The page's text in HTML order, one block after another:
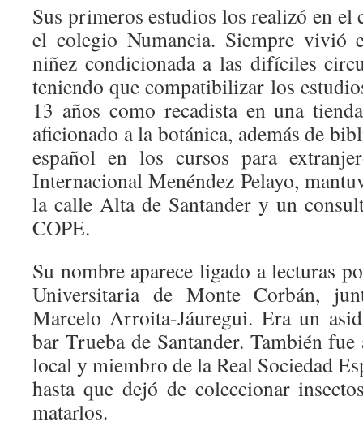
Sus primeros estudios los realizó en el
el colegio Numancia. Siempre vivió
niñez condicionada a las difíciles
teniendo que compatibilizar los
13 años como recadista en una
aficionado a la botánica, además de
español en los cursos para
Internacional Menéndez Pelayo,
la calle Alta de Santander y un
COPE.
Su nombre aparece ligado a lecturas
Universitaria de Monte Corbán,
Marcelo Arroita-Jáuregui. Era un
bar Trueba de Santander. También
local y miembro de la Real Sociedad
hasta que dejó de coleccionar
matarlos.